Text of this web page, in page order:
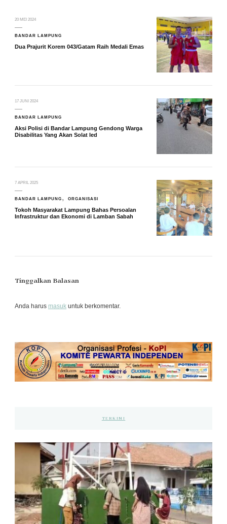
20 MEI 2024
BANDAR LAMPUNG
Dua Prajurit Korem 043/Gatam Raih Medali Emas
17 JUNI 2024
BANDAR LAMPUNG
Aksi Polisi di Bandar Lampung Gendong Warga
Disabilitas Yang Akan Solat Ied
7 APRIL 2025
BANDAR LAMPUNG ORGANISASI
Tokoh Masyarakat Lampung Bahas Persoalan
Infrastruktur dan Ekonomi di Lamban Sabah
Tinggalkan Balasan
Anda harus masuk untuk berkomentar.
TERKINI